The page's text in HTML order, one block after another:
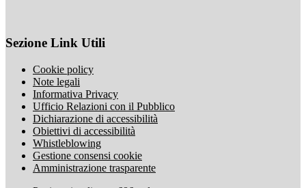
Sezione Link Utili
Cookie policy
Note legali
Informativa Privacy
Ufficio Relazioni con il Pubblico
Dichiarazione di accessibilità
Obiettivi di accessibilità
Whistleblowing
Gestione consensi cookie
Amministrazione trasparente